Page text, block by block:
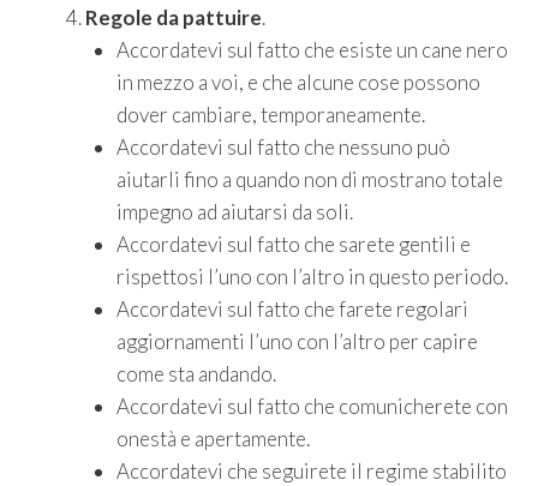
Regole da pattuire.
Accordatevi sul fatto che esiste un cane nero
in mezzo a voi, e che alcune cose possono
dover cambiare, temporaneamente.
Accordatevi sul fatto che nessuno può
aiutarli fino a quando non di mostrano totale
impegno ad aiutarsi da soli.
Accordatevi sul fatto che sarete gentili e
rispettosi l’uno con l’altro in questo periodo.
Accordatevi sul fatto che farete regolari
aggiornamenti l’uno con l’altro per capire
come sta andando.
Accordatevi sul fatto che comunicherete con
onestà e apertamente.
Accordatevi che seguirete il regime stabilito